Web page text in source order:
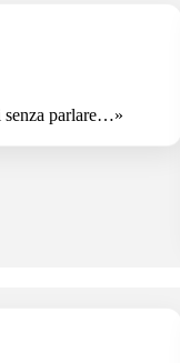
senza parlare…»